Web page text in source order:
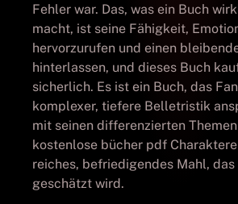
Fehler war. Das, was ein Buch
macht, ist seine Fähigkeit,
hervorzurufen und einen
hinterlassen, und dieses Buch
sicherlich. Es ist ein Buch, das
komplexer, tiefere Belletristik
mit seinen differenzierten
kostenlose bücher pdf
reiches, befriedigendes Mahl, das
geschätzt wird.